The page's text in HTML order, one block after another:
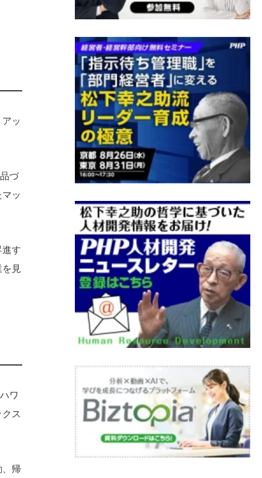
ッ
づ
ッ
す
見
ワ
ス
帰